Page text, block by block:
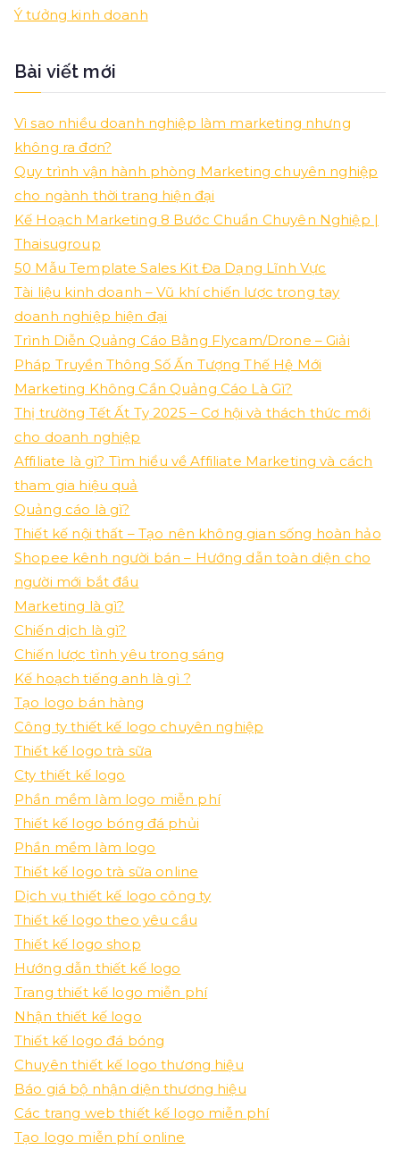
Ý tưởng kinh doanh
Bài viết mới
Vì sao nhiều doanh nghiệp làm marketing nhưng
không ra đơn?
Quy trình vận hành phòng Marketing chuyên nghiệp
cho ngành thời trang hiện đại
Kế Hoạch Marketing 8 Bước Chuẩn Chuyên Nghiệp |
Thaisugroup
50 Mẫu Template Sales Kit Đa Dạng Lĩnh Vực
Tài liệu kinh doanh – Vũ khí chiến lược trong tay
doanh nghiệp hiện đại
Trình Diễn Quảng Cáo Bằng Flycam/Drone – Giải
Pháp Truyền Thông Số Ấn Tượng Thế Hệ Mới
Marketing Không Cần Quảng Cáo Là Gì?
Thị trường Tết Ất Tỵ 2025 – Cơ hội và thách thức mới
cho doanh nghiệp
Affiliate là gì? Tìm hiểu về Affiliate Marketing và cách
tham gia hiệu quả
Quảng cáo là gì?
Thiết kế nội thất – Tạo nên không gian sống hoàn hảo
Shopee kênh người bán – Hướng dẫn toàn diện cho
người mới bắt đầu
Marketing là gì?
Chiến dịch là gì?
Chiến lược tình yêu trong sáng
Kế hoạch tiếng anh là gì ?
Tạo logo bán hàng
Công ty thiết kế logo chuyên nghiệp
Thiết kế logo trà sữa
Cty thiết kế logo
Phần mềm làm logo miễn phí
Thiết kế logo bóng đá phủi
Phần mềm làm logo
Thiết kế logo trà sữa online
Dịch vụ thiết kế logo công ty
Thiết kế logo theo yêu cầu
Thiết kế logo shop
Hướng dẫn thiết kế logo
Trang thiết kế logo miễn phí
Nhận thiết kế logo
Thiết kế logo đá bóng
Chuyên thiết kế logo thương hiệu
Báo giá bộ nhận diện thương hiệu
Các trang web thiết kế logo miễn phí
Tạo logo miễn phí online